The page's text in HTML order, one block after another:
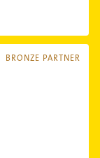
BRONZE PARTNER